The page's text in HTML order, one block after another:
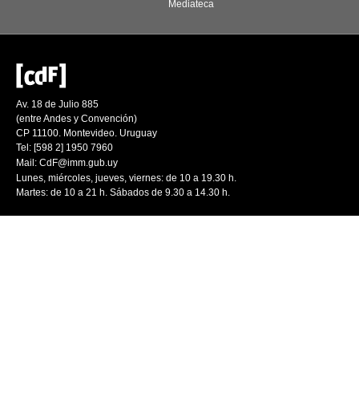
Mediateca
Av. 18 de Julio 885
(entre Andes y Convención)
CP 11100. Montevideo. Uruguay
Tel: [598 2] 1950 7960
Mail: CdF@imm.gub.uy
Lunes, miércoles, jueves, viernes: de 10 a 19.30 h.
Martes: de 10 a 21 h. Sábados de 9.30 a 14.30 h.